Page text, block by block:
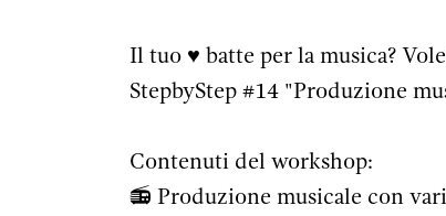
Il tuo ♥️ batte per la musica?
StepbyStep #14 "Produzione
Contenuti del workshop:
📻 Produzione musicale con